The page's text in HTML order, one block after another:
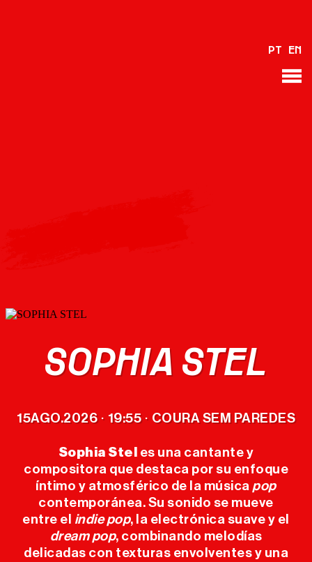
PT EN
ENTRADAS
MERCHANDISING
OFICIAL
EL FESTIVAL
SOPHIA STEL
15AGO.2026 · 19:55 · COURA SEM PAREDES
Sophia Stel
es una cantante y
compositora que destaca por su enfoque
íntimo y atmosférico de la música pop
contemporánea. Su sonido se mueve
entre el indie pop, la electrónica suave y el
dream pop, combinando melodías
delicadas con texturas envolventes y una